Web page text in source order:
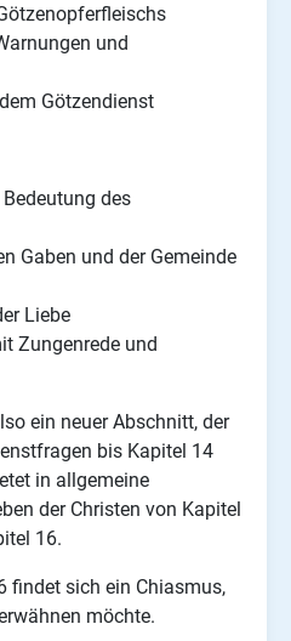
und
Götzendienst
des
Gaben und der Gemeinde
Liebe
Zungenrede und
ein neuer Abschnitt, der
bis Kapitel 14
in allgemeine
der Christen von Kapitel
16.
findet sich ein Chiasmus,
möchte.